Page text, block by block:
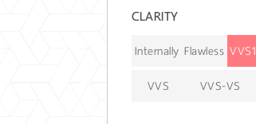
CLARITY
Internally Flawless VVS1
VVS
VVS-VS